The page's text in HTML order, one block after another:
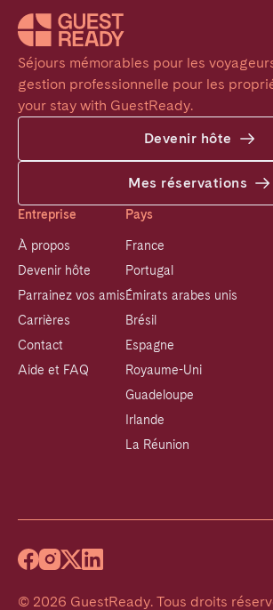
Séjours mémorables pour les
gestion professionnelle pour les
your stay with GuestReady.
Devenir hôte
Mes réservations
Entreprise
À propos
Devenir hôte
Parrainez vos amis
Carrières
Contact
Aide et FAQ
Pays
France
Portugal
Émirats arabes unis
Brésil
Espagne
Royaume-Uni
Guadeloupe
Irlande
La Réunion
© 2026 GuestReady. Tous droits